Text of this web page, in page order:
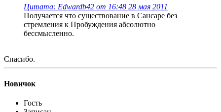
Цитата: Edwardb42 от 16:48 28 мая 2011
Получается что существование в Сансаре без
стремления к Пробуждения абсолютно
бессмысленно.
Спасибо.
Новичок
Гость